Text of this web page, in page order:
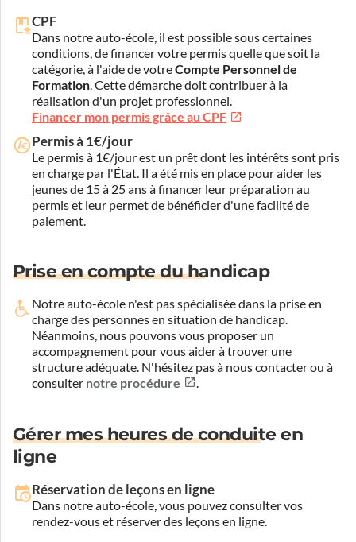
CPF
Dans notre auto-école, il est possible sous certaines
conditions, de financer votre permis quelle que soit la
catégorie, à l'aide de votreCompte Personnel de
Formation. Cette démarche doit contribuer à la
réalisation d'un projet professionnel.
Financer mon permis grâce au CPF
Permis à 1€/jour
Le permis à 1€/jour est un prêt dont les intérêts sont pris
en charge par l'État. Il a été mis en place pour aider les
jeunes de 15 à 25 ans à financer leur préparation au
permis et leur permet de bénéficier d'une facilité de
paiement.
Prise en compte du handicap
Notre auto-école n'est pas spécialisée dans la prise en
charge des personnes en situation de handicap.
Néanmoins, nous pouvons vous proposer un
accompagnement pour vous aider à trouver une
structure adéquate. N'hésitez pas à nous contacter ou à
consulter notre procédure
Gérer mes heures de conduite en
ligne
Réservation de leçons en ligne
Dans notre auto-école, vous pouvez consulter vos
rendez-vous et réserver des leçons en ligne.